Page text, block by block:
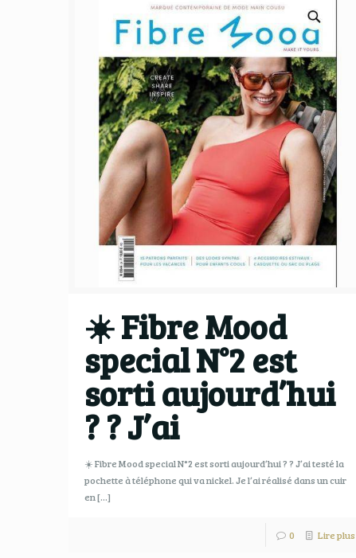
☀️ Fibre Mood
special N°2 est
sorti aujourd’hui
?️ ? J’ai
☀️ Fibre Mood special N°2 est sorti aujourd’hui ?️ ? J’ai testé la
pochette à téléphone qui va nickel. Je l’ai réalisé dans un cuir
en[…]
0 Lire plus